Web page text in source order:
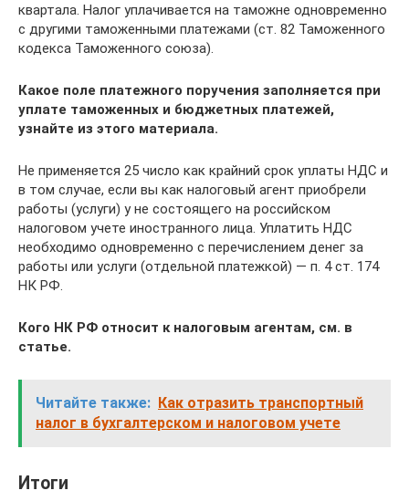
квартала. Налог уплачивается на таможне одновременно
с другими таможенными платежами (ст. 82 Таможенного
кодекса Таможенного союза).
Какое поле платежного поручения заполняется при
уплате таможенных и бюджетных платежей,
узнайте из этого материала.
Не применяется 25 число как крайний срок уплаты НДС и
в том случае, если вы как налоговый агент приобрели
работы (услуги) у не состоящего на российском
налоговом учете иностранного лица. Уплатить НДС
необходимо одновременно с перечислением денег за
работы или услуги (отдельной платежкой) — п. 4 ст. 174
НК РФ.
Кого НК РФ относит к налоговым агентам, см. в
статье.
Читайте также: Как отразить транспортный
налог в бухгалтерском и налоговом учете
Итоги